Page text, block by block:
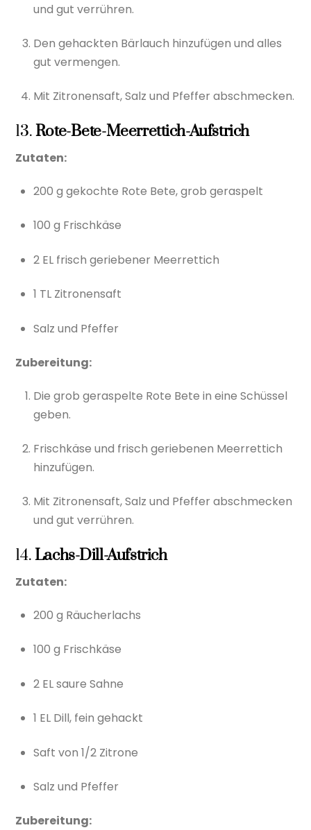
und gut verrühren.
Den gehackten Bärlauch hinzufügen und alles
gut vermengen.
Mit Zitronensaft, Salz und Pfeffer abschmecken.
13.Rote-Bete-Meerrettich-Aufstrich
Zutaten:
200 g gekochte Rote Bete, grob geraspelt
100 g Frischkäse
2 EL frisch geriebener Meerrettich
1 TL Zitronensaft
Salz und Pfeffer
Zubereitung:
Die grob geraspelte Rote Bete in eine Schüssel
geben.
Frischkäse und frisch geriebenen Meerrettich
hinzufügen.
Mit Zitronensaft, Salz und Pfeffer abschmecken
und gut verrühren.
14.Lachs-Dill-Aufstrich
Zutaten:
200 g Räucherlachs
100 g Frischkäse
2 EL saure Sahne
1 EL Dill, fein gehackt
Saft von 1/2 Zitrone
Salz und Pfeffer
Zubereitung: